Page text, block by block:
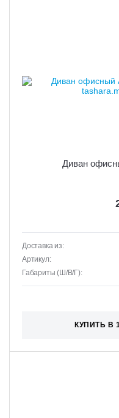
Диван
Доставка из:
Артикул:
Габариты (Ш/В/Г):
КУПИТЬ В